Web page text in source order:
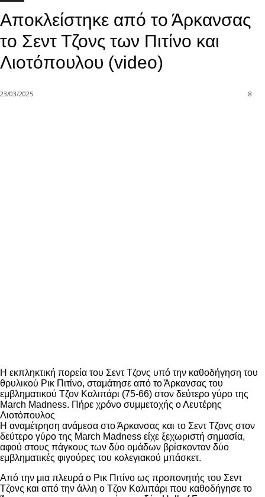
Αποκλείστηκε από το Άρκανσας
το Σεντ Τζονς των Πιτίνο και
Λιοτόπουλου (video)
23/03/2025 8
Η εκπληκτική πορεία του Σεντ Τζονς υπό την καθοδήγηση του
θρυλικού Ρικ Πιτίνο, σταμάτησε από το Άρκανσας του
εμβληματικού Τζον Καλιπάρι (75-66) στον δεύτερο γύρο της
March Madness. Πήρε χρόνο συμμετοχής ο Λευτέρης
Λιοτόπουλος
Η αναμέτρηση ανάμεσα στο Άρκανσας και το Σεντ Τζονς στον
δεύτερο γύρο της March Madness είχε ξεχωριστή σημασία,
αφού στους πάγκους των δύο ομάδων βρίσκονταν δύο
εμβληματικές φιγούρες του κολεγιακού μπάσκετ.
Από την μια πλευρά ο Ρικ Πιτίνο ως προπονητής του Σεντ
Τζονς και από την άλλη ο Τζον Καλιπάρι που καθοδήγησε το